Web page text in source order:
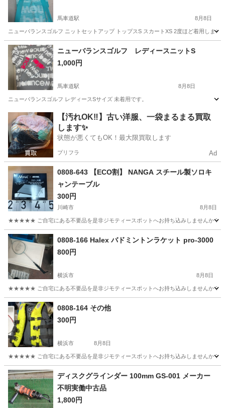
馬車道駅 8月8日
ニューバランスゴルフ ニットセットアップ トップスS スカートXS 2度ほど着用しまし
神奈川 横浜市 馬車道駅 ゴルフ ニューバランス
ニューバランスゴルフ レディースニットS
1,000円
馬車道駅 8月8日
ニューバランスゴルフ レディースSサイズ 未着用です。
神奈川 横浜市 馬車道駅 ゴルフ
【汚れOK‼️】古い洋服、一袋まるまる買取
します✨
状態が悪くてもOK！最大限買取します
プリフラ Ad
0808-643 【ECO割】 NANGA スチール製ソロキ
ャンテーブル
300円
川崎市 8月8日
★★★★★ ご自宅にある不要品を是非ジモティースポットへお持ち込みしませんか？
神奈川 川崎市 NANGA
0808-166 Halex バドミントンラケット pro-3000
800円
横浜市 8月8日
★★★★★ ご自宅にある不要品を是非ジモティースポットへお持ち込みしませんか？
神奈川 横浜市 ラケット
0808-164 その他
300円
横浜市 8月8日
★★★★★ ご自宅にある不要品を是非ジモティースポットへお持ち込みしませんか？
神奈川 横浜市 その他 現地
ディスクグラインダー 100mm GS-001 メーカー
不明実働中古品
1,800円